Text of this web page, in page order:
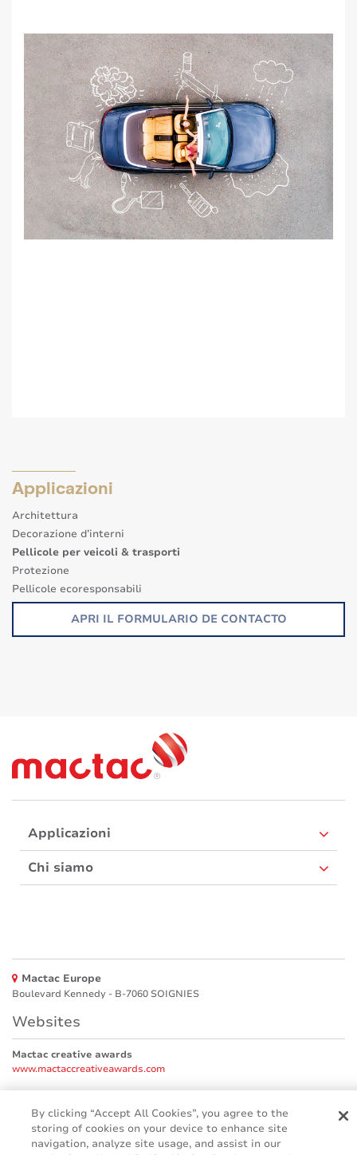
Applicazioni
Architettura
Decorazione d’interni
Pellicole per veicoli & trasporti
Protezione
Pellicole ecoresponsabili
Altre applicazioni
SegnaleticaAPRI IL FORMULARIO DE CONTACTO
Applicazioni
Chi siamo
Mactac Europe
Boulevard Kennedy - B-7060 SOIGNIES
Websites
Mactac creative awards
www.mactaccreativeawards.com
© 2016 - 2026
By clicking “Accept All Cookies”, you agree to the
storing of cookies on your device to enhance site
navigation, analyze site usage, and assist in our